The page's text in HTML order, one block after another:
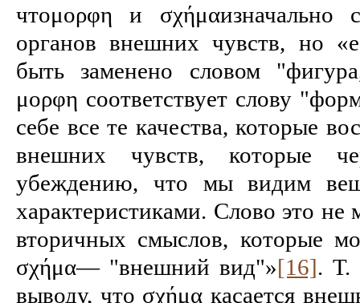
чтоμορφη и σχήμαизначально
органов внешних чувств, но
быть заменено сло­вом
μορφη соответствует слову
себе все те качества, которые
внешних чувств, ко­торые
убеждению, что мы видим
характеристиками. Слово это не
вторичных смыслов, которые
σχήμα— "внешний вид"»[16]. Т.
выводу, что σχήμα касается